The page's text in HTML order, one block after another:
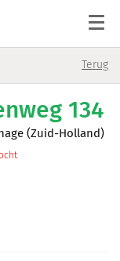
Terug
134
(Zuid-Holland)